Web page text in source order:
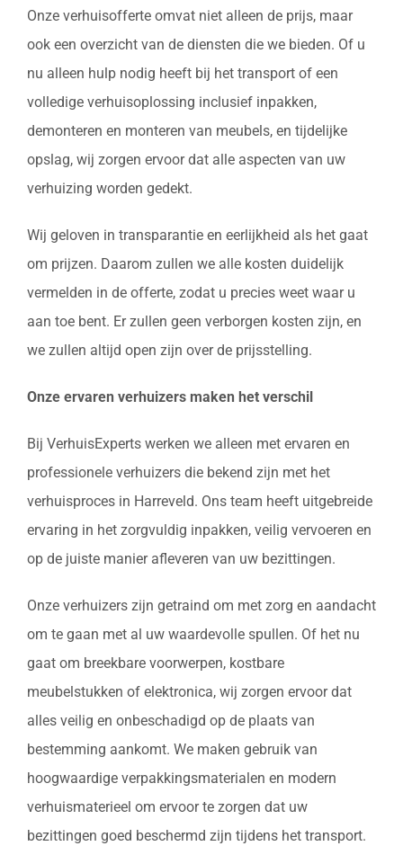
Onze verhuisofferte omvat niet alleen de prijs, maar
ook een overzicht van de diensten die we bieden. Of u
nu alleen hulp nodig heeft bij het transport of een
volledige verhuisoplossing inclusief inpakken,
demonteren en monteren van meubels, en tijdelijke
opslag, wij zorgen ervoor dat alle aspecten van uw
verhuizing worden gedekt.
Wij geloven in transparantie en eerlijkheid als het gaat
om prijzen. Daarom zullen we alle kosten duidelijk
vermelden in de offerte, zodat u precies weet waar u
aan toe bent. Er zullen geen verborgen kosten zijn, en
we zullen altijd open zijn over de prijsstelling.
Onze ervaren verhuizers maken het verschil
Bij VerhuisExperts werken we alleen met ervaren en
professionele verhuizers die bekend zijn met het
verhuisproces in Harreveld. Ons team heeft uitgebreide
ervaring in het zorgvuldig inpakken, veilig vervoeren en
op de juiste manier afleveren van uw bezittingen.
Onze verhuizers zijn getraind om met zorg en aandacht
om te gaan met al uw waardevolle spullen. Of het nu
gaat om breekbare voorwerpen, kostbare
meubelstukken of elektronica, wij zorgen ervoor dat
alles veilig en onbeschadigd op de plaats van
bestemming aankomt. We maken gebruik van
hoogwaardige verpakkingsmaterialen en modern
verhuismaterieel om ervoor te zorgen dat uw
bezittingen goed beschermd zijn tijdens het transport.